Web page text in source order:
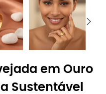
em Ouro
Sustentável